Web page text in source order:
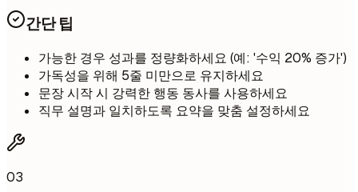
간단 팁
가능한 경우 성과를 정량화하세요 (예: '수익 20% 증가')
가독성을 위해 5줄 미만으로 유지하세요
문장 시작 시 강력한 행동 동사를 사용하세요
직무 설명과 일치하도록 요약을 맞춤 설정하세요
03